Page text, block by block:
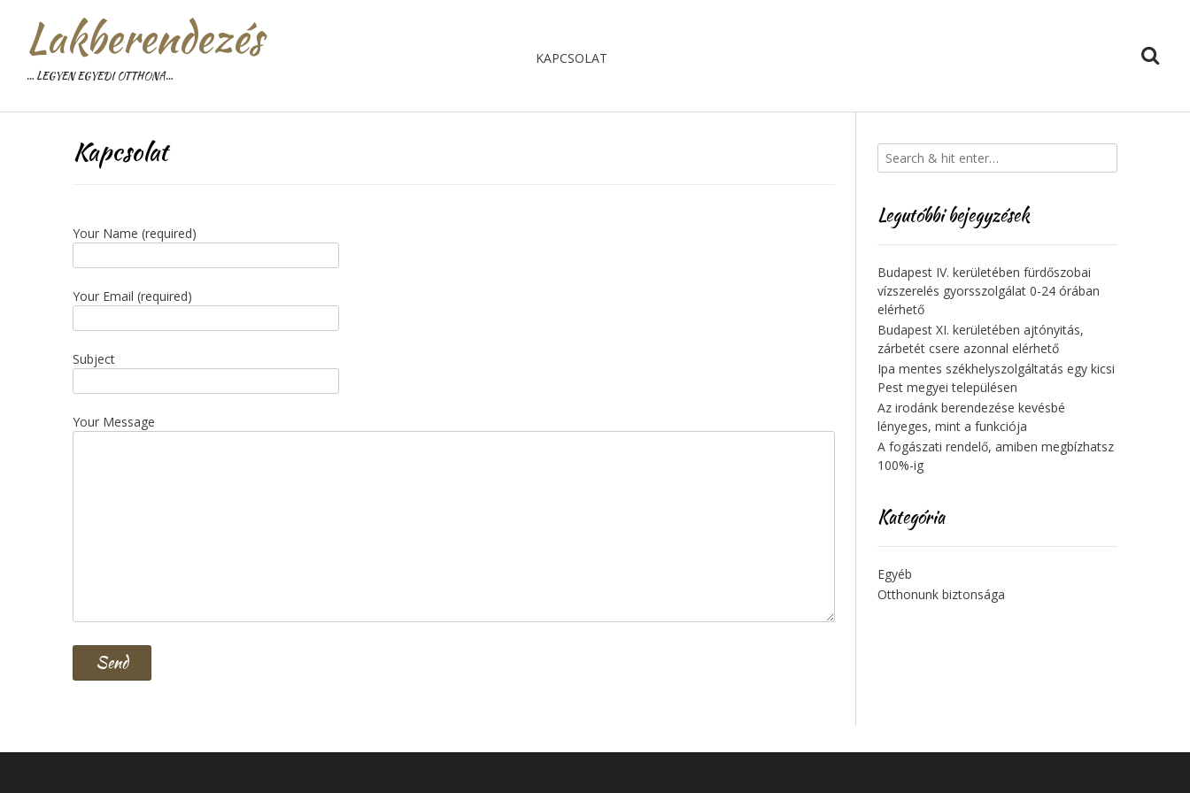
Lakberendezés
… LEGYEN EGYEDI OTTHONA…
KAPCSOLAT
Kapcsolat
Your Name (required)
Your Email (required)
Subject
Your Message
Legutóbbi bejegyzések
Budapest IV. kerületében fürdőszobai
vízszerelés gyorsszolgálat 0-24 órában
elérhető
Budapest XI. kerületében ajtónyitás,
zárbetét csere azonnal elérhető
Ipa mentes székhelyszolgáltatás egy kicsi
Pest megyei településen
Az irodánk berendezése kevésbé
lényeges, mint a funkciója
A fogászati rendelő, amiben megbízhatsz
100%-ig
Kategória
Egyéb
Otthonunk biztonsága